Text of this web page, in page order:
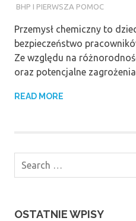
BHP I PIERWSZA POMOC
Przemysł chemiczny to
bezpieczeństwo
Ze względu na
oraz potencjalne
READ MORE
OSTATNIE WPISY